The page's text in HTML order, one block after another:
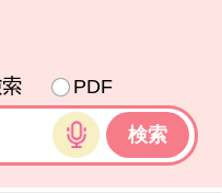
PDF
音声検索